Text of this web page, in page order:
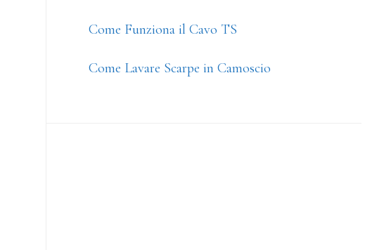
Come Funziona il Cavo TS
Come Lavare Scarpe in Camoscio